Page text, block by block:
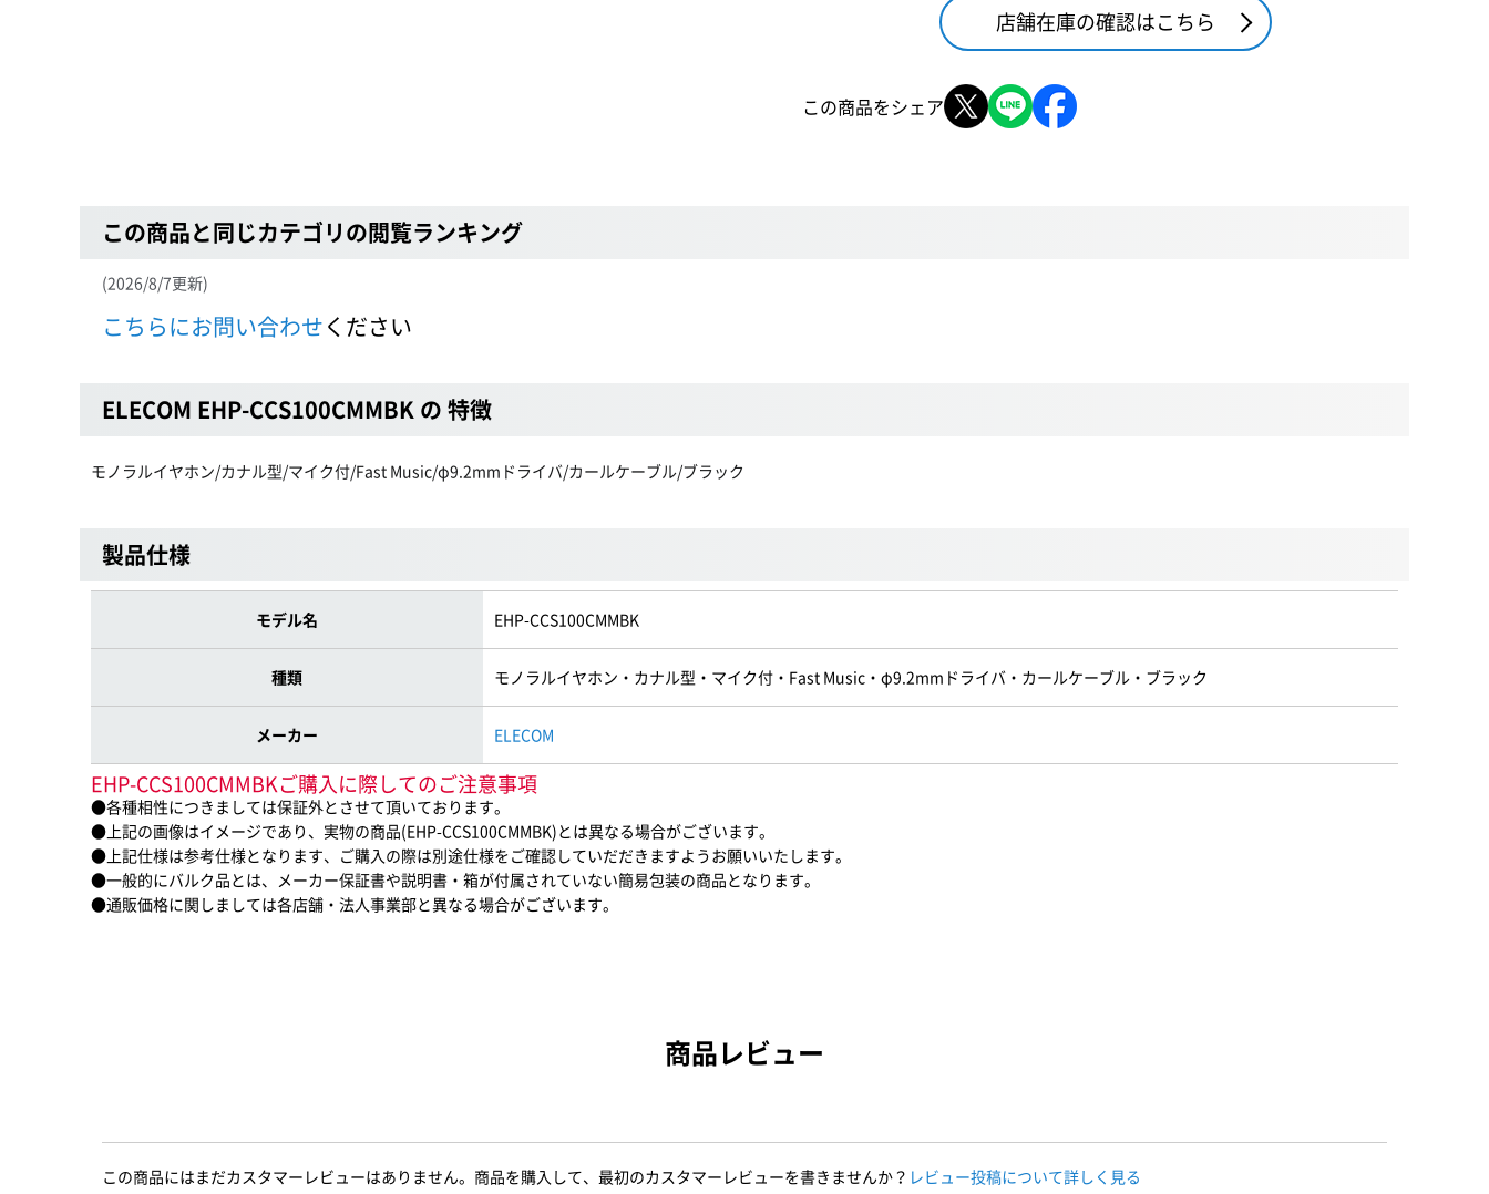
店舗在庫の確認はこちら
この商品をシェア
この商品と同じカテゴリの閲覧ランキング
(2026/8/7更新)
こちらにお問い合わせください
ELECOM EHP-CCS100CMMBK の 特徴
モノラルイヤホン/カナル型/マイク付/Fast Music/φ9.2mmドライバ/カールケーブル/ブラック
製品仕様
モデル名 EHP-CCS100CMMBK
種類 モノラルイヤホン・カナル型・マイク付・Fast Music・φ9.2mmドライバ・カールケーブル・ブラック
メーカー ELECOM
EHP-CCS100CMMBKご購入に際してのご注意事項
●各種相性につきましては保証外とさせて頂いております。
●上記の画像はイメージであり、実物の商品(EHP-CCS100CMMBK)とは異なる場合がございます。
●上記仕様は参考仕様となります、ご購入の際は別途仕様をご確認していだだきますようお願いいたします。
●一般的にバルク品とは、メーカー保証書や説明書・箱が付属されていない簡易包装の商品となります。
●通販価格に関しましては各店舗・法人事業部と異なる場合がございます。
商品レビュー
この商品にはまだカスタマーレビューはありません。商品を購入して、最初のカスタマーレビューを書きませんか？ レビュー投稿について詳しく見る